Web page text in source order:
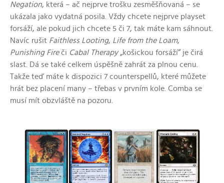
Negation, která – ač nejprve trošku zesměšňovaná – se
ukázala jako vydatná posila. Vždy chcete nejprve playset
forsáží, ale pokud jich chcete 5 či 7, tak máte kam sáhnout.
Navíc rušit Faithless Looting, Life from the Loam,
Punishing Fireči Cabal Therapy„košickou forsáží“ je čirá
slast. Dá se také celkem úspěšně zahrát za plnou cenu.
Takže teď máte k dispozici 7 counterspellů, které můžete
hrát bez placení many – třebas v prvním kole. Comba se
musí mít obzvláště na pozoru.